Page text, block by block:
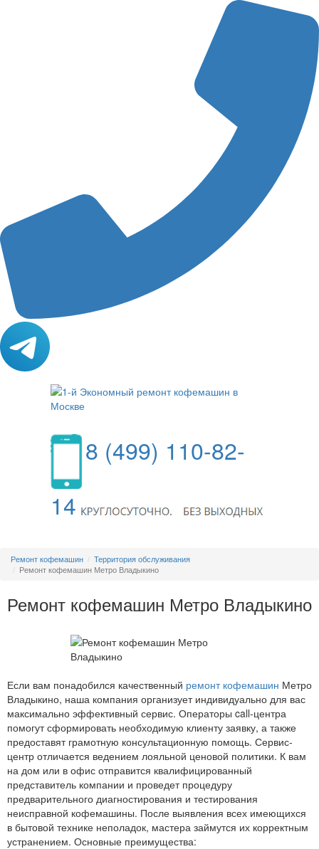
8 (499) 110-82-
14
Ремонт кофемашин
Территория обслуживания
Ремонт кофемашин Метро Владыкино
Ремонт кофемашин Метро Владыкино
Если вам понадобился качественный ремонт кофемашин Метро
Владыкино, наша компания организует индивидуально для вас
максимально эффективный сервис. Операторы call-центра
помогут сформировать необходимую клиенту заявку, а также
предоставят грамотную консультационную помощь. Сервис-
центр отличается ведением лояльной ценовой политики. К вам
на дом или в офис отправится квалифицированный
представитель компании и проведет процедуру
предварительного диагностирования и тестирования
неисправной кофемашины. После выявления всех имеющихся
в бытовой технике неполадок, мастера займутся их корректным
устранением. Основные преимущества: